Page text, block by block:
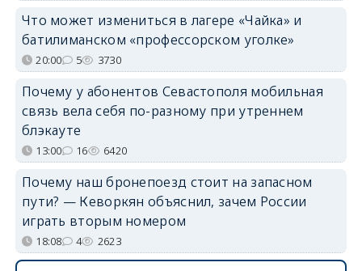
Что может измениться в лагере «Чайка» и
батилиманском «профессорском уголке»
20:00 5 3730
Почему у абонентов Севастополя мобильная
связь вела себя по-разному при утреннем
блэкауте
13:00 16 6420
Почему наш бронепоезд стоит на запасном
пути? — Кеворкян объяснил, зачем России
играть вторым номером
18:08 4 2623